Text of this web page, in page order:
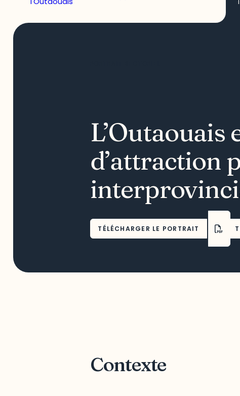
L’Outaouais
d’attraction
TÉLÉCHARGER LE PORTRAIT
Contexte